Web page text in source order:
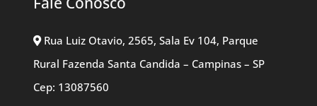
Rua Luiz Otavio, 2565, Sala Ev 104, Parque
Rural Fazenda Santa Candida – Campinas – SP
Cep: 13087560